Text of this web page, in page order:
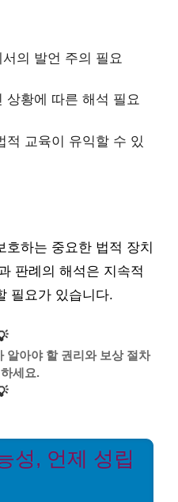
의 발언 주의 필요
상황에 따른 해석 필요
적 교육이 유익할 수 있
호하는 중요한 법적 장치
판례의 해석은 지속적
필요가 있습니다.
알아야 할 권리와 보상 절차
세요.
성, 언제 성립